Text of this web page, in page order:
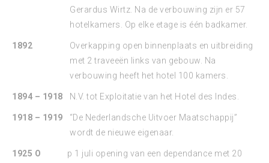
Gerardus Wirtz. Na de verbouwing zijn er 57
hotelkamers. Op elke etage is één badkamer.
1892
Overkapping open binnenplaats en uitbreiding
met 2 traveeën links van gebouw. Na
verbouwing heeft het hotel 100 kamers.
1894 – 1918 N.V. tot Exploitatie van het Hotel des Indes.
1918 – 1919
“De Nederlandsche Uitvoer Maatschappij”
wordt de nieuwe eigenaar.
1925 O
p 1 juli opening van een dependance met 20